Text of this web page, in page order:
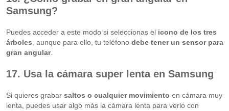
Samsung?
Puedes acceder a este modo si seleccionas elicono de los tres
árboles, aunque para ello, tu teléfono debe tener un sensor para
gran angular.
17. Usa la cámara super lenta en Samsung
Si quieres grabar saltos o cualquier movimiento en cámara muy
lenta, puedes usar algo más la cámara lenta para verlo con